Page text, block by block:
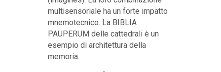
multisensoriale ha un forte impatto
mnemotecnico. La BIBLIA
PAUPERUM delle cattedrali è un
esempio di architettura della
memoria.